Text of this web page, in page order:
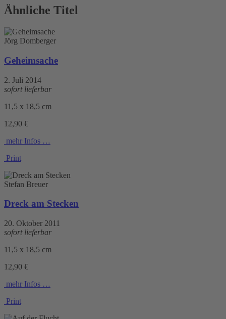
Ähnliche Titel
Jörg Domberger
Geheimsache
2. Juli 2014
sofort lieferbar
11,5 x 18,5 cm
12,90 €
mehr Infos …
Print
Stefan Breuer
Dreck am Stecken
20. Oktober 2011
sofort lieferbar
11,5 x 18,5 cm
12,90 €
mehr Infos …
Print